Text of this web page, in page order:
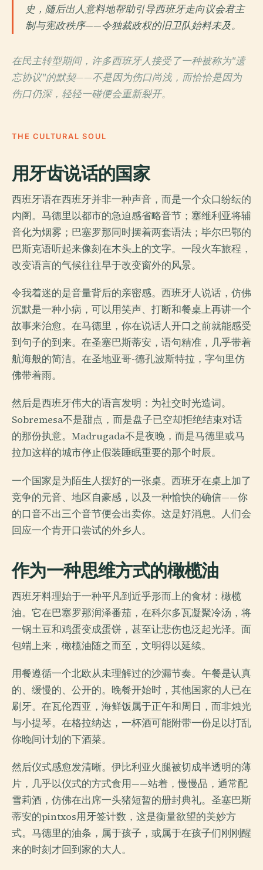
史，随后出人意料地帮助引导西班牙走向议会君主
制与宪政秩序——令独裁政权的旧卫队始料未及。
在民主转型期间，许多西班牙人接受了一种被称为"遗
忘协议"的默契——不是因为伤口尚浅，而恰恰是因为
伤口仍深，轻轻一碰便会重新裂开。
THE CULTURAL SOUL
用牙齿说话的国家
西班牙语在西班牙并非一种声音，而是一个众口纷纭的
内阁。马德里以都市的急迫感省略音节；塞维利亚将辅
音化为烟雾；巴塞罗那同时摆着两套语法；毕尔巴鄂的
巴斯克语听起来像刻在木头上的文字。一段火车旅程，
改变语言的气候往往早于改变窗外的风景。
令我着迷的是音量背后的亲密感。西班牙人说话，仿佛
沉默是一种小病，可以用笑声、打断和餐桌上再讲一个
故事来治愈。在马德里，你在说话人开口之前就能感受
到句子的到来。在圣塞巴斯蒂安，语句精准，几乎带着
航海般的简洁。在圣地亚哥-德孔波斯特拉，字句里仿
佛带着雨。
然后是西班牙伟大的语言发明：为社交时光造词。
Sobremesa不是甜点，而是盘子已空却拒绝结束对话
的那份执意。Madrugada不是夜晚，而是马德里或马
拉加这样的城市停止假装睡眠重要的那个时辰。
一个国家是为陌生人摆好的一张桌。西班牙在桌上加了
竞争的元音、地区自豪感，以及一种愉快的确信——你
的口音不出三个音节便会出卖你。这是好消息。人们会
回应一个肯开口尝试的外乡人。
作为一种思维方式的橄榄油
西班牙料理始于一种平凡到近乎形而上的食材：橄榄
油。它在巴塞罗那润泽番茄，在科尔多瓦凝聚冷汤，将
一锅土豆和鸡蛋变成蛋饼，甚至让悲伤也泛起光泽。面
包端上来，橄榄油随之而至，文明得以延续。
用餐遵循一个北欧从未理解过的沙漏节奏。午餐是认真
的、缓慢的、公开的。晚餐开始时，其他国家的人已在
刷牙。在瓦伦西亚，海鲜饭属于正午和周日，而非烛光
与小提琴。在格拉纳达，一杯酒可能附带一份足以打乱
你晚间计划的下酒菜。
然后仪式感愈发清晰。伊比利亚火腿被切成半透明的薄
片，几乎以仪式的方式食用——站着，慢慢品，通常配
雪莉酒，仿佛在出席一头猪短暂的册封典礼。圣塞巴斯
蒂安的pintxos用牙签计数，这是衡量欲望的美妙方
式。马德里的油条，属于孩子，或属于在孩子们刚刚醒
来的时刻才回到家的大人。